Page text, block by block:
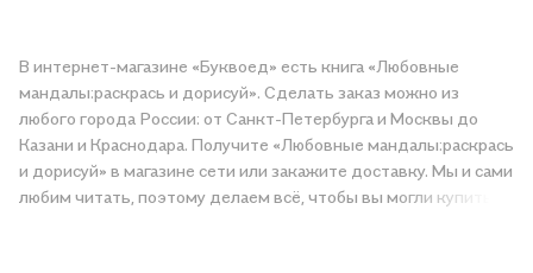
В интернет-магазине «Буквоед» есть книга «Любовные
мандалы:раскрась и дорисуй». Сделать заказ можно из
любого города России: от Санкт-Петербурга и Москвы до
Казани и Краснодара. Получите «Любовные мандалы:раскрась
и дорисуй» в магазине сети или закажите доставку. Мы и сами
любим читать, поэтому делаем всё, чтобы вы могли купить